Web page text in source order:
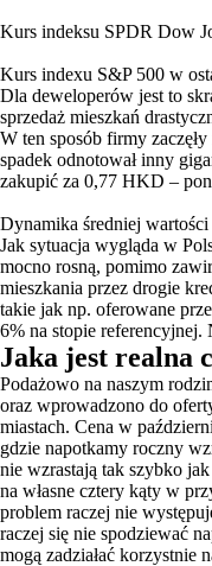
Kurs indeksu SPDR Dow
Kurs indexu S&P 500 w
Dla deweloperów jest to
sprzedaż mieszkań
W ten sposób firmy
spadek odnotował inny
zakupić za 0,77 HKD –
Dynamika średniej
Jak sytuacja wygląda w
mocno rosną, pomimo
mieszkania przez drogie
takie jak np. oferowane
6% na stopie referencyjnej.
Jaka jest realna
Podażowo na naszym
oraz wprowadzono do
miastach. Cena w
gdzie napotkamy roczny
nie wzrastają tak szybko
na własne cztery kąty w
problem raczej nie
raczej się nie spodziewać
mogą zadziałać